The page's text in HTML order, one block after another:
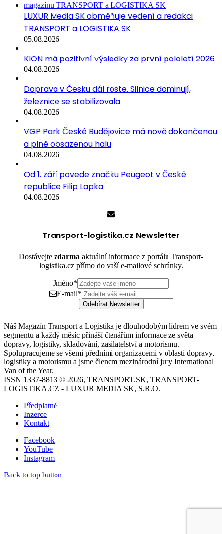
LUXUR Media SK obměňuje vedení a redakci
TRANSPORT a LOGISTIKA SK
05.08.2026
KION má pozitivní výsledky za první pololetí 2026
04.08.2026
Doprava v Česku dál roste. Silnice dominují,
železnice se stabilizovala
04.08.2026
VGP Park České Budějovice má nově dokončenou
a plně obsazenou halu
04.08.2026
Od 1. září povede značku Peugeot v České
republice Filip Lapka
04.08.2026
Transport-logistika.cz Newsletter
Dostávejte zdarma aktuální informace z portálu Transport-
logistika.cz přímo do vaší e-mailové schránky.
Jméno*
E-mail*
Odebírat Newsletter
Náš Magazín Transport a Logistika je dlouhodobým lídrem ve svém
segmentu a každý měsíc přináší čtenářům informace ze světa
dopravy, logistiky, skladování, zasilatelství a motorismu.
Spolupracujeme se všemi předními organizacemi v oblasti dopravy,
logistiky a motorismu a jsme členem mezinárodní jury International
Van of the Year.
ISSN 1337-8813 © 2026, TRANSPORT.SK, TRANSPORT-
LOGISTIKA.CZ - LUXUR MEDIA SK, S.R.O.
Předplatné
Inzerce
Kontakt
Facebook
YouTube
Instagram
Back to top button